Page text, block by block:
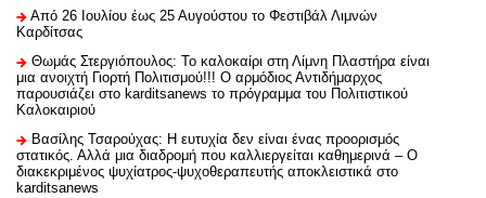
Από 26 Ιουλίου έως 25 Αυγούστου το Φεστιβάλ Λιμνών
Καρδίτσας
Θωμάς Στεργιόπουλος: Το καλοκαίρι στη Λίμνη Πλαστήρα είναι
μια ανοιχτή Γιορτή Πολιτισμού!!! Ο αρμόδιος Αντιδήμαρχος
παρουσιάζει στο karditsanews το πρόγραμμα του Πολιτιστικού
Καλοκαιριού
Βασίλης Τσαρούχας: Η ευτυχία δεν είναι ένας προορισμός
στατικός. Αλλά μια διαδρομή που καλλιεργείται καθημερινά – Ο
διακεκριμένος ψυχίατρος-ψυχοθεραπευτής αποκλειστικά στο
karditsanews